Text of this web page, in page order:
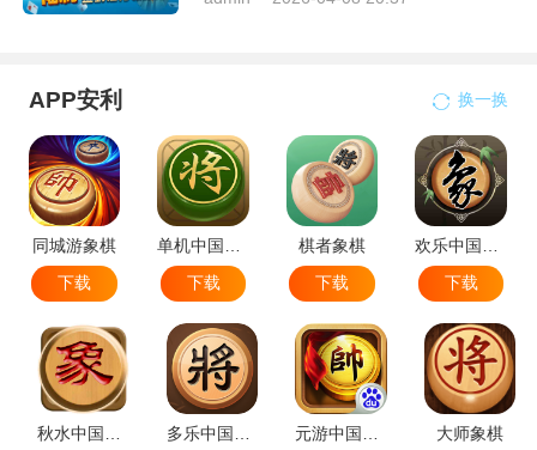
APP安利 换一换
同城游象棋
下载
单机中国象棋
下载
棋者象棋
下载
欢乐中国象棋
下载
秋水中国象棋
多乐中国象棋
元游中国象棋
大师象棋